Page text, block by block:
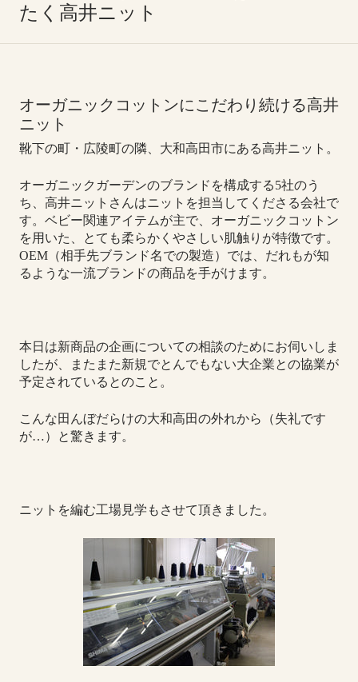
たく高井ニット
オーガニックコットンにこだわり続ける高井
ニット
靴下の町・広陵町の隣、大和高田市にある高井ニット。
オーガニックガーデンのブランドを構成する5社のう
ち、高井ニットさんはニットを担当してくださる会社で
す。ベビー関連アイテムが主で、オーガニックコットン
を用いた、とても柔らかくやさしい肌触りが特徴です。
OEM（相手先ブランド名での製造）では、だれもが知
るような一流ブランドの商品を手がけます。
本日は新商品の企画についての相談のためにお伺いしま
したが、またまた新規でとんでもない大企業との協業が
予定されているとのこと。
こんな田んぼだらけの大和高田の外れから（失礼です
が…）と驚きます。
ニットを編む工場見学もさせて頂きました。